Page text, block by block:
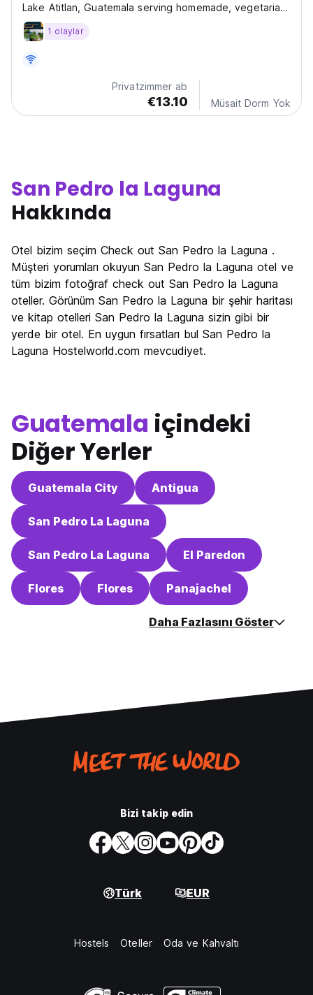
Lake Atitlan, Guatemala serving homemade, vegetarian
cuisine and offering co-living opportunities in our
environmentally conscious, boutique hostel. Our
1 olaylar
Privatzimmer ab
€13.10 Müsait Dorm Yok
San Pedro la Laguna
Hakkında
Otel bizim seçim Check out San Pedro la Laguna .
Müşteri yorumları okuyun San Pedro la Laguna otel ve
tüm bizim fotoğraf check out San Pedro la Laguna
oteller. Görünüm San Pedro la Laguna bir şehir haritası
ve kitap otelleri San Pedro la Laguna sizin gibi bir
yerde bir otel. En uygun fırsatları bul San Pedro la
Laguna Hostelworld.com mevcudiyet.
Guatemala içindeki
Diğer Yerler
Guatemala City Antigua
San Pedro La Laguna
San Pedro La Laguna El Paredon
Flores Flores Panajachel
Daha Fazlasını Göster
Bizi takip edin
Türk EUR
Hostels Oteller Oda ve Kahvaltı